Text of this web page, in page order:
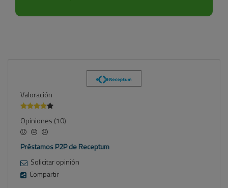
Valoración
Opiniones (10)
Préstamos P2P de Receptum
Solicitar opinión
Compartir